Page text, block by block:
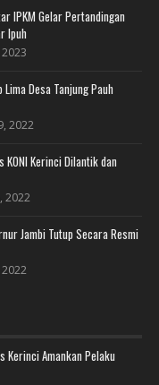
IPKM Gelar Pertandingan
Ipuh
2023
Desa Tanjung Pauh
2022
Kerinci Dilantik dan
2022
Jambi Tutup Secara Resmi
2022
Kerinci Amankan Pelaku